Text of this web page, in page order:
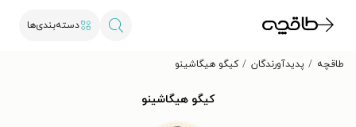
دسته‌بندی‌ها
طاقچه پدیدآورندگان کیگو هیگاشینو
کیگو هیگاشینو